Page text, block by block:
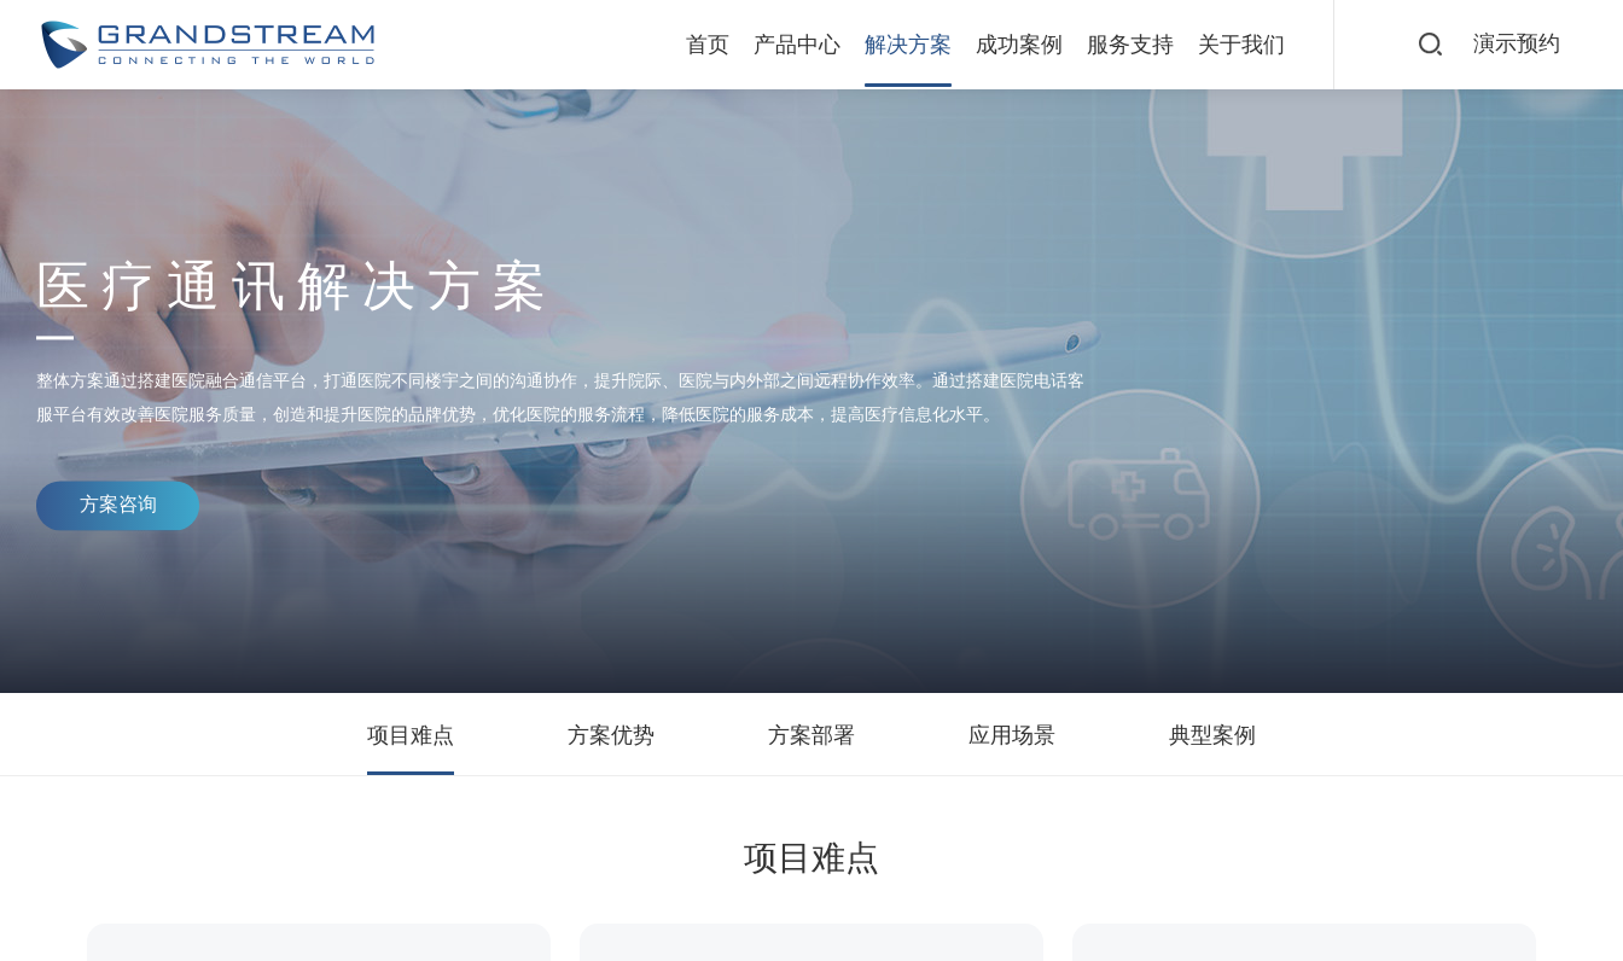
演示预约
首页 产品中心 解决方案 成功案例 服务支持 关于我们
医疗通讯解决方案
整体方案通过搭建医院融合通信平台，打通医院不同楼宇之间的沟通协作，提升院际、医院与内外部之间远程协作效率。通过搭建医院电话客
服平台有效改善医院服务质量，创造和提升医院的品牌优势，优化医院的服务流程，降低医院的服务成本，提高医疗信息化水平。
方案咨询
项目难点 方案优势 方案部署 应用场景 典型案例
项目难点